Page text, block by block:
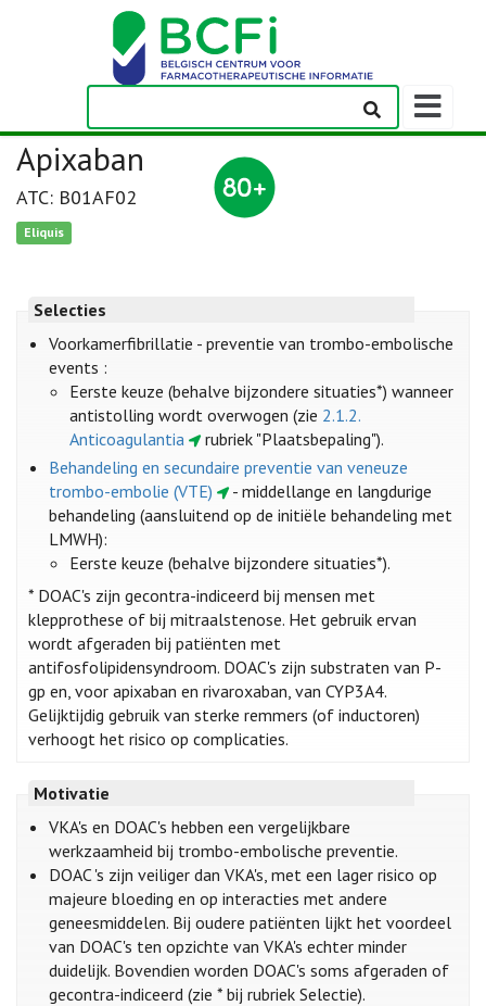
Apixaban
ATC: B01AF02
Eliquis
Selecties
Voorkamerfibrillatie - preventie van trombo-embolische
events :
Eerste keuze (behalve bijzondere situaties*) wanneer
antistolling wordt overwogen (zie 2.1.2.
Anticoagulantia
rubriek "Plaatsbepaling").
Behandeling en secundaire preventie van veneuze
trombo-embolie (VTE)
- middellange en langdurige
behandeling (aansluitend op de initiële behandeling met
LMWH):
Eerste keuze (behalve bijzondere situaties*).
* DOAC's zijn gecontra-indiceerd bij mensen met
klepprothese of bij mitraalstenose. Het gebruik ervan
wordt afgeraden bij patiënten met
antifosfolipidensyndroom. DOAC's zijn substraten van P-
gp en, voor apixaban en rivaroxaban, van CYP3A4.
Gelijktijdig gebruik van sterke remmers (of inductoren)
verhoogt het risico op complicaties.
Motivatie
VKA's en DOAC's hebben een vergelijkbare
werkzaamheid bij trombo-embolische preventie.
DOAC 's zijn veiliger dan VKA's, met een lager risico op
majeure bloeding en op interacties met andere
geneesmiddelen. Bij oudere patiënten lijkt het voordeel
van DOAC's ten opzichte van VKA's echter minder
duidelijk. Bovendien worden DOAC's soms afgeraden of
gecontra-indiceerd (zie * bij rubriek Selectie).